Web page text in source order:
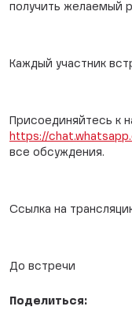
получить желаемый
Каждый участник
Присоединяйтесь к
https://
все обсуждения.
Ссылка на
До встречи
Поделиться: